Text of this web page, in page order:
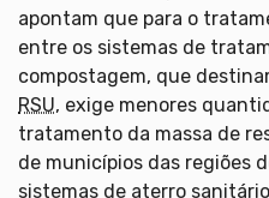
apontam que para o
entre os sistemas de
compostagem, que
RSU, exige menores
tratamento da massa de
de municípios das regiões
sistemas de aterro